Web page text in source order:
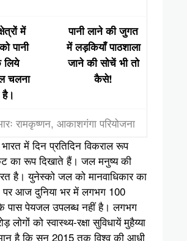
में
पानी
चलना
है।
पानी लाने की जुगत
में लड़कियाँ पाठशाला
जाने की सोचें भी तो
कैसे!
रामकृष्णन, आकाशगंगा परियोजना
में दिन प्रतिदिन विकराल रूप
का रूप दिखाते हैं। जल मनुष्य की
है। युनेस्को जल को मानवाधिकार का
पर आज दुनिया भर में लगभग 100
पास पेयजल उपलब्ध नहीं है। लगभग
को स्वास्थ्य-रक्षा सुविधायें मुहैय्या
है कि सन् 2015 तक विश्व की आधी